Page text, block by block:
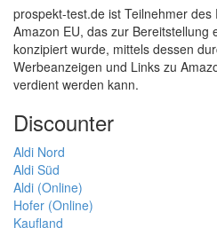
prospekt-test.de ist Teilnehmer
Amazon EU, das zur Bereitstellung
konzipiert wurde, mittels dessen
Werbeanzeigen und Links zu
verdient werden kann.
Discounter
Aldi Nord
Aldi Süd
Aldi (Online)
Hofer (Online)
Kaufland